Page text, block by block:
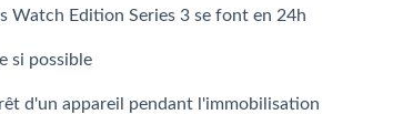
Watch Edition Series 3 se font en 24h
si possible
d'un appareil pendant l'immobilisation